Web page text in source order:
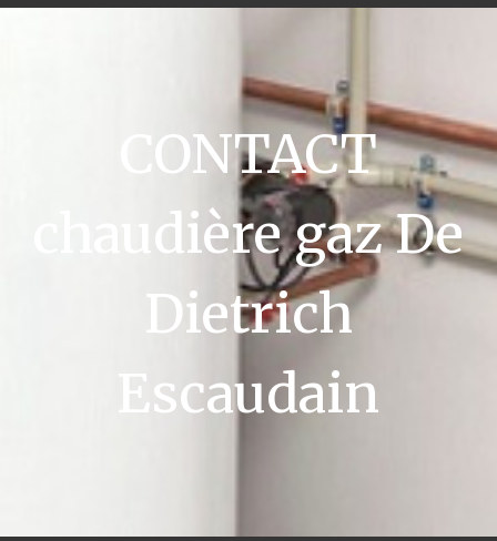
CONTACT
chaudière gaz De
Dietrich
Escaudain